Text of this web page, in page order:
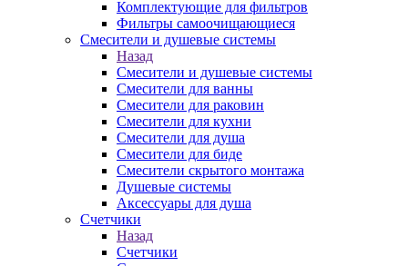
Комплектующие для фильтров
Фильтры самоочищающиеся
Смесители и душевые системы
Назад
Смесители и душевые системы
Смесители для ванны
Смесители для раковин
Смесители для кухни
Смесители для душа
Смесители для биде
Смесители скрытого монтажа
Душевые системы
Аксессуары для душа
Счетчики
Назад
Счетчики